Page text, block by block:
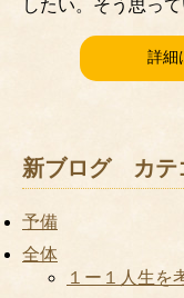
したい。そう思って
詳細
新ブログ カテ
予備
全体
１ー１人生を